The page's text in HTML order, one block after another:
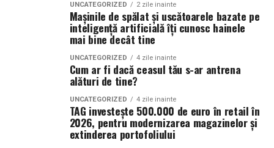
UNCATEGORIZED 2 zile inainte
Mașinile de spălat și uscătoarele bazate pe
inteligență artificială îți cunosc hainele
mai bine decât tine
UNCATEGORIZED 4 zile inainte
Cum ar fi dacă ceasul tău s-ar antrena
alături de tine?
UNCATEGORIZED 4 zile inainte
TAG investește 500.000 de euro în retail în
2026, pentru modernizarea magazinelor și
extinderea portofoliului